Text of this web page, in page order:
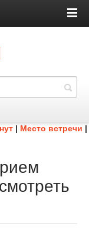
| Место встречи |